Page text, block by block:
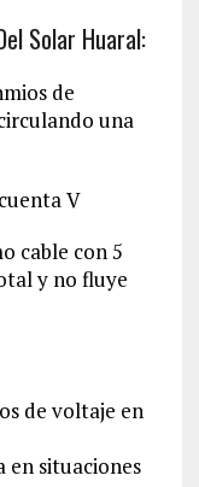
Solar Huaral:
de
una
V
cable con 5
y no fluye
de voltaje en
en situaciones